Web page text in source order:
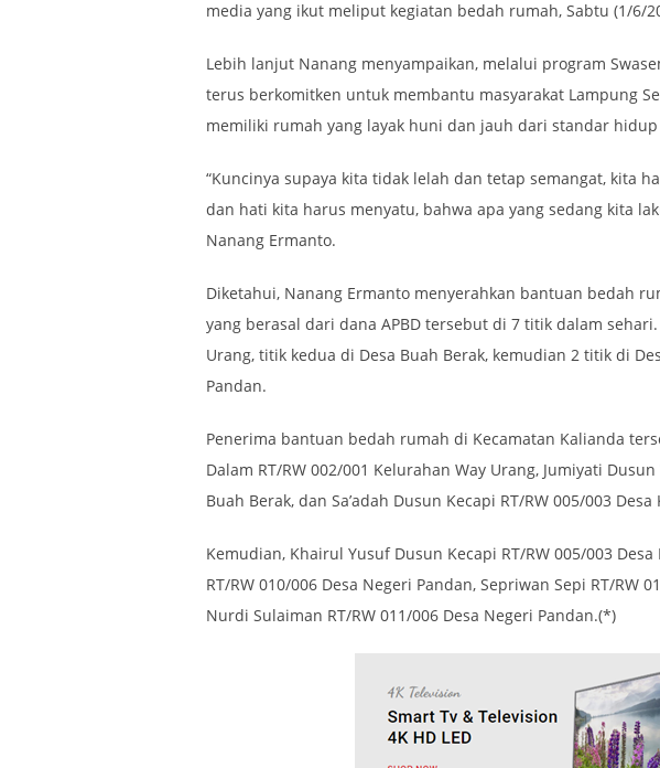
media yang ikut meliput kegiatan bedah rumah, Sabtu (1/6/
Lebih lanjut Nanang menyampaikan, melalui program
terus berkomitken untuk membantu masyarakat Lampung
memiliki rumah yang layak huni dan jauh dari standar hidup
“Kuncinya supaya kita tidak lelah dan tetap semangat, kita
dan hati kita harus menyatu, bahwa apa yang sedang kita
Nanang Ermanto.
Diketahui, Nanang Ermanto menyerahkan bantuan bedah
yang berasal dari dana APBD tersebut di 7 titik dalam
Urang, titik kedua di Desa Buah Berak, kemudian 2 titik di
Pandan.
Penerima bantuan bedah rumah di Kecamatan Kalianda
Dalam RT/RW 002/001 Kelurahan Way Urang, Jumiyati
Buah Berak, dan Sa’adah Dusun Kecapi RT/RW 005/003 Desa
Kemudian, Khairul Yusuf Dusun Kecapi RT/RW 005/003
RT/RW 010/006 Desa Negeri Pandan, Sepriwan Sepi RT/RW
Nurdi Sulaiman RT/RW 011/006 Desa Negeri Pandan.(*)